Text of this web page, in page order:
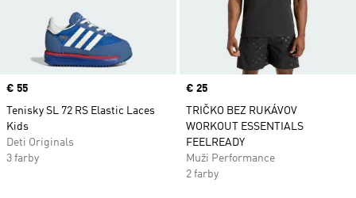
Price
€ 55
Tenisky SL 72 RS Elastic Laces
Kids
Deti Originals
3 farby
Price
€ 25
TRIČKO BEZ RUKÁVOV
WORKOUT ESSENTIALS
FEELREADY
Muži Performance
2 farby